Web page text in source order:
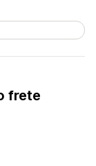
frete